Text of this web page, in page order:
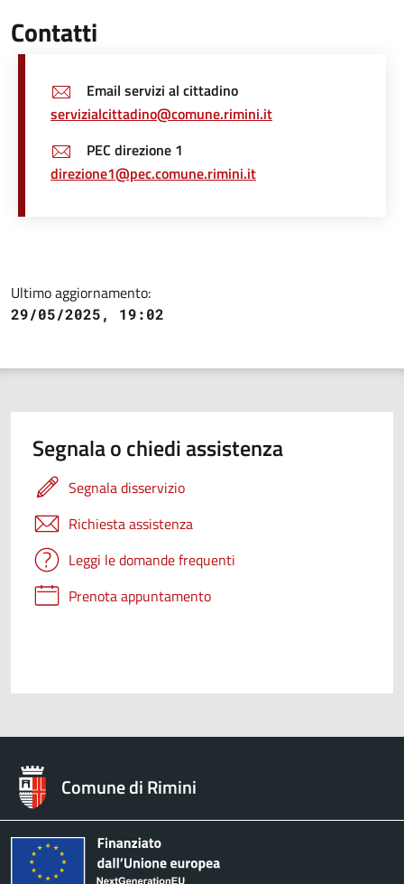
Contatti
Email servizi al cittadino
servizialcittadino@comune.rimini.it
PEC direzione 1
direzione1@pec.comune.rimini.it
Ultimo aggiornamento:
29/05/2025, 19:02
Segnala o chiedi assistenza
Segnala disservizio
Richiesta assistenza
Leggi le domande frequenti
Prenota appuntamento
Comune di Rimini